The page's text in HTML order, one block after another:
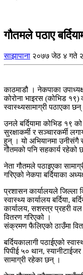
गौतमले पठाए
साझापाना २०७७ जेठ ४ गते
काठमाडौ । नेकपाका
कोरोना भाइरस (कोभिड १९)
स्वास्थ्यसामाग्री पठाएका छन्
उनले बर्दियामा कोभिड १९ को
सुरक्षाकर्मी र सञ्चारकर्मी
हुन् । यो अभियानमा उनीसंगै
गौतमको पनि सहकार्य रहेको
नेता गौतमले पठाइएका
गरिएको नेकपा बर्दियाका
प्रशासन कार्यालयले जिल्ला
स्वास्थ्य कार्यालय बर्दिया,
कार्यालय, सशस्त्र प्रहरी
वितरण गरिएको ।
संक्रमण फैलिएको ठाउँमा
बर्दियकालागी पठाईएको
पिपीई ५० थान,
सामाग्री रहेका छन् ।